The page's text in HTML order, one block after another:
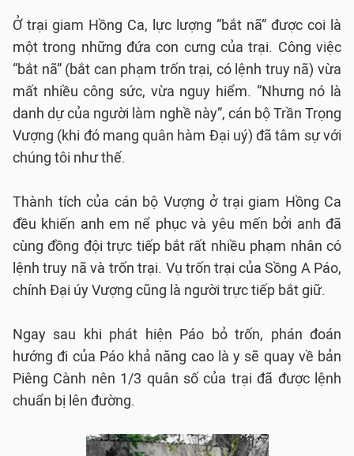
Ở trại giam Hồng Ca, lực lượng “bắt nã” được coi là
một trong những đứa con cưng của trại. Công việc
“bắt nã” (bắt can phạm trốn trại, có lệnh truy nã) vừa
mất nhiều công sức, vừa nguy hiểm. “Nhưng nó là
danh dự của người làm nghề này”, cán bộ Trần Trọng
Vượng (khi đó mang quân hàm Đại uý) đã tâm sự với
chúng tôi như thế.
Thành tích của cán bộ Vượng ở trại giam Hồng Ca
đều khiến anh em nể phục và yêu mến bởi anh đã
cùng đồng đội trực tiếp bắt rất nhiều phạm nhân có
lệnh truy nã và trốn trại. Vụ trốn trại của Sồng A Páo,
chính Đại úy Vượng cũng là người trực tiếp bắt giữ.
Ngay sau khi phát hiện Páo bỏ trốn, phán đoán
hướng đi của Páo khả năng cao là y sẽ quay về bản
Piêng Cành nên 1/3 quân số của trại đã được lệnh
chuẩn bị lên đường.